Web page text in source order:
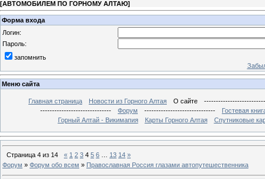
[АВТОМОБИЛЕМ ПО ГОРНОМУ АЛТАЮ]
Форма входа
Логин:
Пароль:
запомнить
Меню сайта
Главная страница Новости из Горного Алтая О сайте
------------------------------
Форум ------------------------------
Гостевая
Горный Алтай - Викимапия
Карты Горного Алтая Спутниковые
Страница 4 из 14 « 1 2 3 4 5 6 13 14 »
Форум » Форум обо всем » Православная Россия глазами автопутешественника